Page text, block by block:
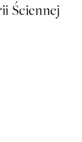
Ściennej